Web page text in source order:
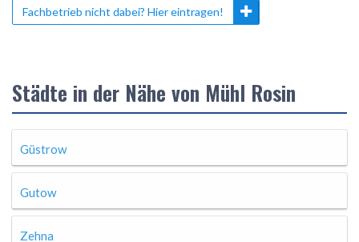
Fachbetrieb nicht dabei? Hier eintragen!
Städte in der Nähe von Mühl Rosin
Güstrow
Gutow
Zehna